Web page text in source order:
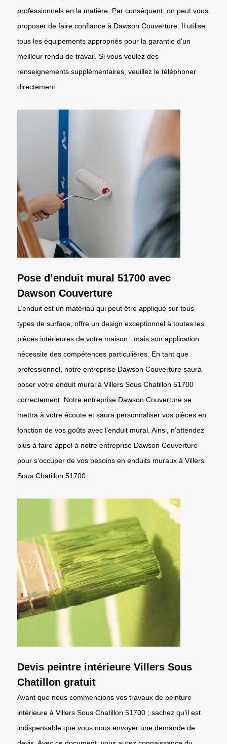
professionnels en la matière. Par conséquent, on peut vous
proposer de faire confiance à Dawson Couverture. Il utilise
tous les équipements appropriés pour la garantie d'un
meilleur rendu de travail. Si vous voulez des
renseignements supplémentaires, veuillez le téléphoner
directement.
Pose d’enduit mural 51700 avec
Dawson Couverture
L’enduit est un matériau qui peut être appliqué sur tous
types de surface, offre un design exceptionnel à toutes les
pièces intérieures de votre maison ; mais son application
nécessite des compétences particulières. En tant que
professionnel, notre entreprise Dawson Couverture saura
poser votre enduit mural à Villers Sous Chatillon 51700
correctement. Notre entreprise Dawson Couverture se
mettra à votre écoute et saura personnaliser vos pièces en
fonction de vos goûts avec l’enduit mural. Ainsi, n’attendez
plus à faire appel à notre entreprise Dawson Couverture
pour s’occuper de vos besoins en enduits muraux à Villers
Sous Chatillon 51700.
Devis peintre intérieure Villers Sous
Chatillon gratuit
Avant que nous commencions vos travaux de peinture
intérieure à Villers Sous Chatillon 51700 ; sachez qu’il est
indispensable que vous nous envoyer une demande de